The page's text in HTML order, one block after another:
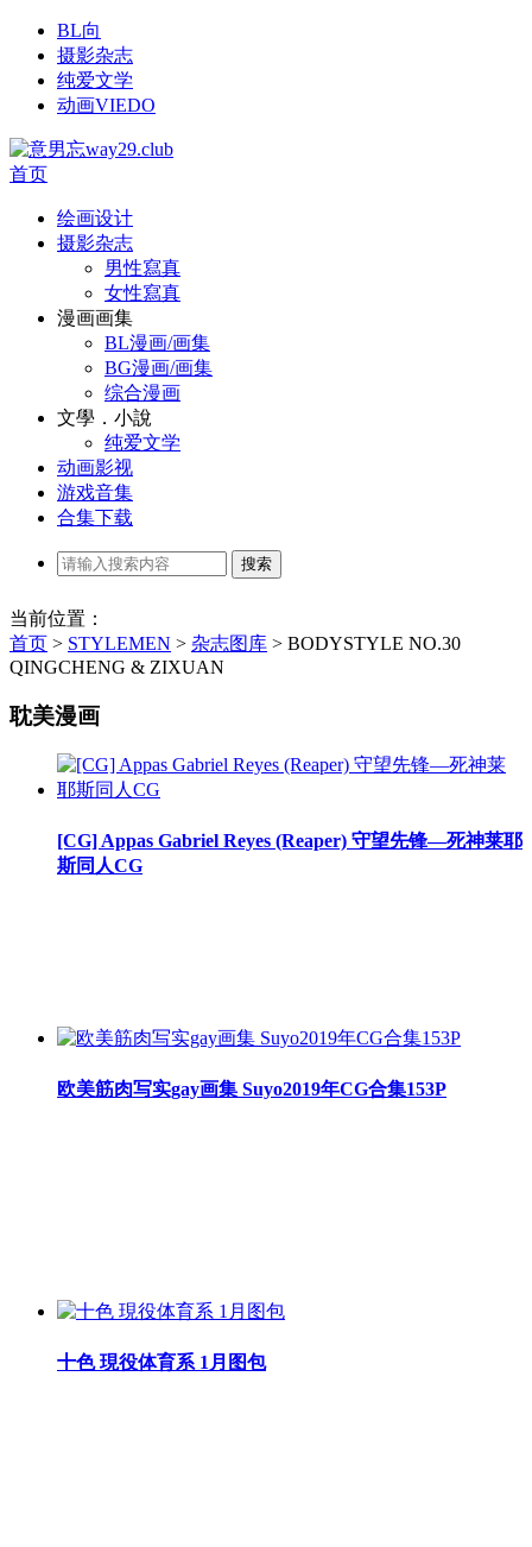
BL向
摄影杂志
纯爱文学
动画VIEDO
首页
绘画设计
摄影杂志
男性寫真
女性寫真
漫画画集
BL漫画/画集
BG漫画/画集
综合漫画
文學．小說
纯爱文学
动画影视
游戏音集
合集下载
当前位置：
首页 > STYLEMEN > 杂志图库 > BODYSTYLE NO.30
QINGCHENG & ZIXUAN
耽美漫画
[CG] Appas Gabriel Reyes (Reaper) 守望先锋—死神莱耶
斯同人CG
欧美筋肉写实gay画集 Suyo2019年CG合集153P
十色 現役体育系 1月图包